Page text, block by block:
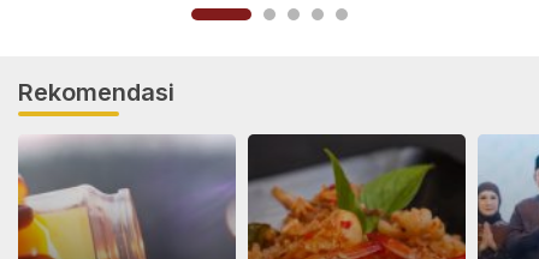
Rekomendasi